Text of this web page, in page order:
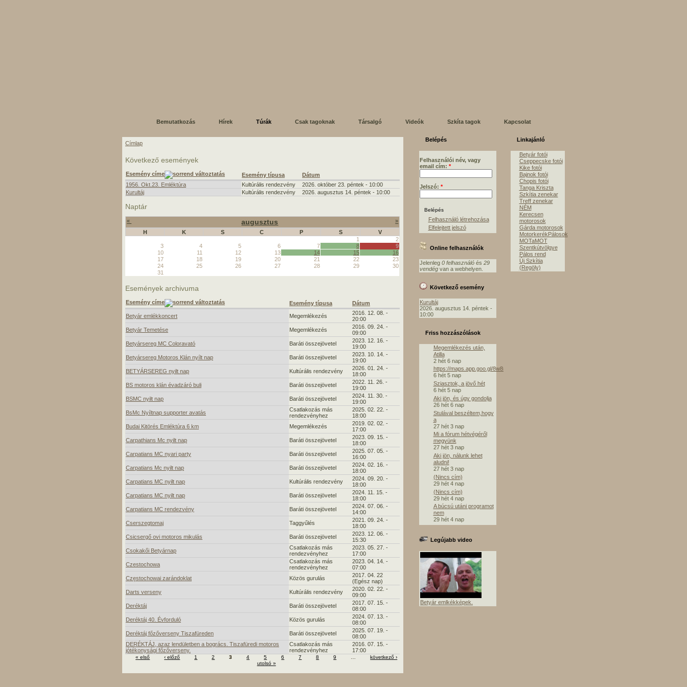
Bemutatkozás Hírek Túrák Csak tagoknak Társalgó Videók Szkíta tagok Kapcsolat
Címlap
Következő események
Esemény címe Esemény típusa
Dátum
1956. Okt.23. Emléktúra
Kultúrális rendezvény
2026. október 23. péntek - 10:00
Kurultáj
Kultúrális rendezvény 2026. augusztus 14. péntek - 10:00
Naptár
« augusztus
»
H
K S C P S
V
1
2
3
4 5 6 7 8
9
10
11 12 13 14 15
16
17
18 19 20 21 22
23
24
25 26 27 28 29
30
31
Események archivuma
Esemény címe Esemény típusa Dátum
Betyár emlékkoncert Megemlékezés
2016. 12. 08. -
20:00
Betyár Temetése
Megemlékezés
2016. 09. 24. -
09:00
Betyársereg MC Coloravató
Baráti összejövetel
2023. 12. 16. -
19:00
Betyársereg Motoros Klán nyílt nap
Baráti összejövetel
2023. 10. 14. -
19:00
BETYÁRSEREG nyilt nap
Kultúrális rendezvény
2026. 01. 24. -
18:00
BS motoros klán évadzáró buli
Baráti összejövetel
2022. 11. 26. -
19:00
BSMC nyilt nap
Baráti összejövetel
2024. 11. 30. -
19:00
BsMc Nyíltnap supporter avatás
Csatlakozás más
rendezvényhez
2025. 02. 22. -
18:00
Budai Kitörés Emléktúra 6 km
Megemlékezés
2019. 02. 02. -
17:00
Carpathians Mc nyilt nap
Baráti összejövetel
2023. 09. 15. -
18:00
Carpatians MC nyari party
Baráti összejövetel
2025. 07. 05. -
16:00
Carpatians Mc nyilt nap
Baráti összejövetel
2024. 02. 16. -
18:00
Carpatians MC nyilt nap
Kultúrális rendezvény
2024. 09. 20. -
18:00
Carpatians MC nyilt nap
Baráti összejövetel
2024. 11. 15. -
18:00
Carpatians MC rendezvény
Baráti összejövetel
2024. 07. 06. -
14:00
Cserszegtomaj
Taggyűlés
2021. 09. 24. -
18:00
Csicsergő ovi motoros mikulás
Baráti összejövetel
2023. 12. 06. -
15:30
Csokakői Betyárnap
Csatlakozás más
rendezvényhez
2023. 05. 27. -
17:00
Czestochowa
Csatlakozás más
rendezvényhez
2023. 04. 14. -
07:00
Częstochowai zarándoklat
Közös gurulás
2017. 04. 22
(Egész nap)
Darts verseny
Kultúrális rendezvény
2020. 02. 22. -
09:00
Deréktáj
Baráti összejövetel
2017. 07. 15. -
08:00
Deréktáj 40. Évforduló
Közös gurulás
2024. 07. 13. -
08:00
Deréktáj főzőverseny Tiszafüreden
Baráti összejövetel
2025. 07. 19. -
08:00
DERÉKTÁJ, azaz lendületben a bogrács. Tiszafüredi motoros
jótékonysági főzőverseny.
Csatlakozás más
rendezvényhez
2016. 07. 15. -
17:00
« első ‹ előző 1 2 3 4 5 6 7 8 9
következő ›
utolsó »
Belépés
Felhasználói név, vagy
email cím: *
Jelszó: *
Felhasználó létrehozása
Elfelejtett jelszó
Online felhasználók
Jelenleg 0 felhasználó és 29
vendég van a webhelyen.
Következő esemény
Kurultáj
2026. augusztus 14. péntek -
10:00
Friss hozzászólások
Megemlékezés után,
Atilla
2 hét 6 nap
https://maps.app.goo.gl/8w8mE
6 hét 5 nap
Sziasztok, a jövő hét
6 hét 5 nap
Aki jön, és úgy gondolja
26 hét 6 nap
Stulával beszéltem,hogy
a
27 hét 3 nap
Mi a fórum hétvégéről
megyünk
27 hét 3 nap
Aki jön, nálunk lehet
aludni!
27 hét 3 nap
(Nincs cím)
29 hét 4 nap
(Nincs cím)
29 hét 4 nap
A búcsú utáni programot
nem
29 hét 4 nap
Legújabb video
Betyár emlkékképek.
Linkajánló
Betyár fotói
Cseppecske fotói
Kike fotói
Bajnok fotói
Chopis fotói
Tanga Kriszta
Szkítia zenekar
Treff zenekar
NÉM
Kerecsen
motorosok
Gárda motorosok
MotorkerékPálosok
MOTaMOT
Szentkútvölgye
Pálos rend
Új Szkítia
(Regöly)